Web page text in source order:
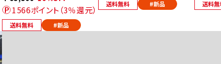
1566ポイント（3％還元）
送料無料 #新品
送料無料 #新品 送料